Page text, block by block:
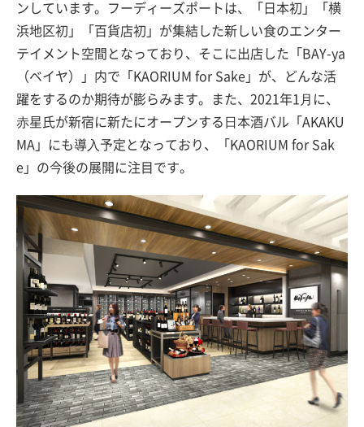
ンしています。フーディーズポートは、「日本初」「横
浜地区初」「百貨店初」が集結した新しい食のエンター
テイメント空間となっており、そこに出店した「BAY-ya
（ベイヤ）」内で「KAORIUM for Sake」が、どんな活
躍をするのか期待が膨らみます。また、2021年1⽉に、
⾚星氏が新宿に新たにオープンする⽇本酒バル「AKAKU
MA」にも導⼊予定となっており、「KAORIUM for Sak
e」の今後の展開に注目です。